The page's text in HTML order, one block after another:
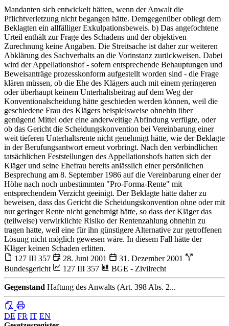
Mandanten sich entwickelt hätten, wenn der Anwalt die
Pflichtverletzung nicht begangen hätte. Demgegenüber obliegt dem
Beklagten ein allfälliger Exkulpationsbeweis. b) Das angefochtene
Urteil enthält zur Frage des Schadens und der objektiven
Zurechnung keine Angaben. Die Streitsache ist daher zur weiteren
Abklärung des Sachverhalts an die Vorinstanz zurückweisen. Dabei
wird der Appellationshof - sofern entsprechende Behauptungen und
Beweisanträge prozesskonform aufgestellt worden sind - die Frage
klären müssen, ob die Ehe des Klägers auch mit einem geringeren
oder überhaupt keinem Unterhaltsbeitrag auf dem Weg der
Konventionalscheidung hätte geschieden werden können, weil die
geschiedene Frau des Klägers beispielsweise ohnehin über
genügend Mittel oder eine anderweitige Abfindung verfügte, oder
ob das Gericht die Scheidungskonvention bei Vereinbarung einer
weit tieferen Unterhaltsrente nicht genehmigt hätte, wie der Beklagte
in der Berufungsantwort erneut vorbringt. Nach den verbindlichen
tatsächlichen Feststellungen des Appellationshofs hatten sich der
Kläger und seine Ehefrau bereits anlässlich einer persönlichen
Besprechung am 8. September 1986 auf die Vereinbarung einer der
Höhe nach noch unbestimmten "Pro-Forma-Rente" mit
entsprechendem Verzicht geeinigt. Der Beklagte hätte daher zu
beweisen, dass das Gericht die Scheidungskonvention ohne oder mit
nur geringer Rente nicht genehmigt hätte, so dass der Kläger das
(teilweise) verwirklichte Risiko der Rentenzahlung ohnehin zu
tragen hatte, weil eine für ihn günstigere Alternative zur getroffenen
Lösung nicht möglich gewesen wäre. In diesem Fall hätte der
Kläger keinen Schaden erlitten.
127 III 357
28. Juni 2001
31. Dezember 2001
Bundesgericht
127 III 357 BGE - Zivilrecht
Gegenstand Haftung des Anwalts (Art. 398 Abs. 2...
DE FR IT EN